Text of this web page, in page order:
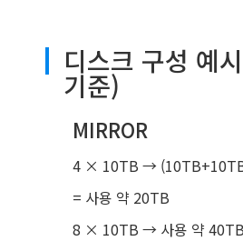
디스크 구성 예
기준)
MIRROR
4 × 10TB →
= 사용 약 20TB
8 × 10TB → 사용 약 40TB